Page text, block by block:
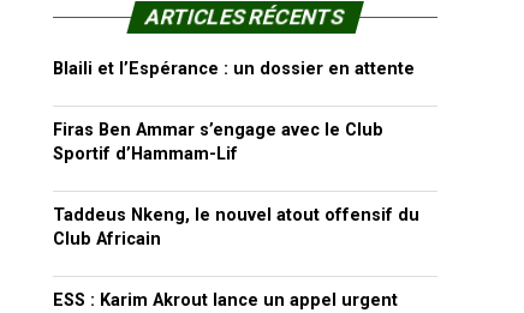
ARTICLES RÉCENTS
Blaili et l’Espérance : un dossier en attente
Firas Ben Ammar s’engage avec le Club
Sportif d’Hammam-Lif
Taddeus Nkeng, le nouvel atout offensif du
Club Africain
ESS : Karim Akrout lance un appel urgent